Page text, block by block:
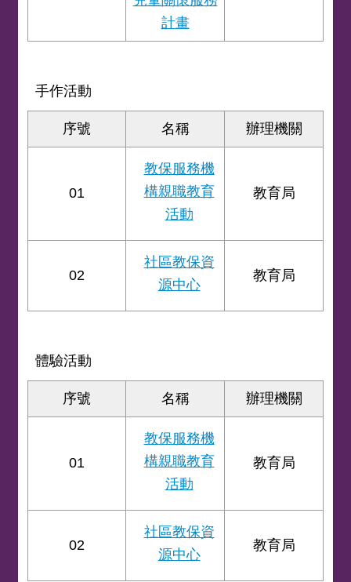
計畫
手作活動
序號 名稱 辦理機關
01
教保服務機
構親職教育
活動
教育局
02
社區教保資
源中心
教育局
體驗活動
序號 名稱 辦理機關
01
教保服務機
構親職教育
活動
教育局
02
社區教保資
源中心
教育局